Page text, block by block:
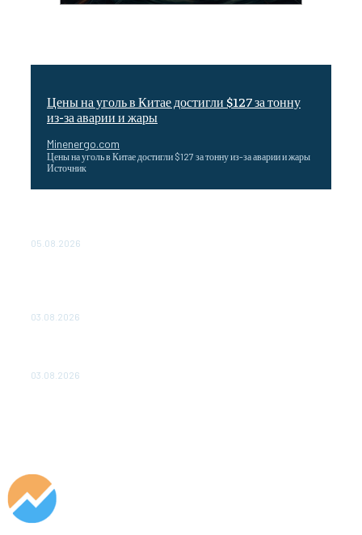
Цены на уголь в Китае достигли $127 за тонну
из-за аварии и жары
Minenergo.com
Цены на уголь в Китае достигли $127 за тонну из-за аварии и жары
Источник
05.08.2026
03.08.2026
03.08.2026